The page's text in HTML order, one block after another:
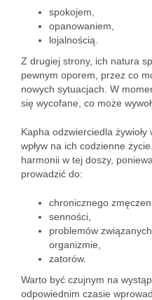
spokojem,
opanowaniem,
lojalnością.
Z drugiej strony, ich natura
pewnym oporem, przez co
nowych sytuacjach. W
się wycofane, co może
Kapha odzwierciedla
wpływ na ich codzienne
harmonii w tej doszy,
prowadzić do:
chronicznego
senności,
problemów
organizmie,
zatorów.
Warto być czujnym na
odpowiednim czasie